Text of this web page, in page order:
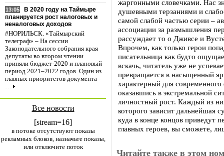
13:05
В 2020 году на Таймыре
планируется рост налоговых и
неналоговых доходов
#НОРИЛЬСК. «Таймырский
телеграф» – На сессии
Законодательного собрания края
депутаты во втором чтении
приняли бюджет-2020 и плановый
период 2021–2022 годов. Один из
главных приоритетов документа –
…
Все новости
[stream=16]
в потоке отсутствуют показы
рекламных блоков, назначьте показы,
или отключите поток
жаргонными словечками. Нас
душевными терзаниями и
самой слабой частью серии –
ассоциации за размышления
рассуждает то о Дживсе и
Впрочем, как только герои
писательница как будто
вскачь, читатель уже не
превращается в насыщенный
характерный для
оказавшись в экстремальной
личностный рост. Каждый из
которого зависит дальнейшая
куда в конце концов приведут
главных героев, вы сможете,
Читайте также в этом